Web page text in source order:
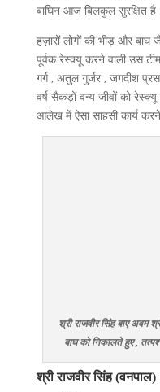
बाघिन आज बिलकुल सुरक्षित है।
हज़ारों लोगों की भीड़ और
पूर्वक रेस्क्यू करने वाली उस
गर्ग , अतुल गुर्जर , जगदीश
वर्ष सैकड़ों वन्य जीवों को
आलेख में ऐसा साहसी कार्य
श्री राजवीर सिंह बाए अवम
बाघ को निकालते हुए ,
श्री राजवीर सिंह(वनपाल)